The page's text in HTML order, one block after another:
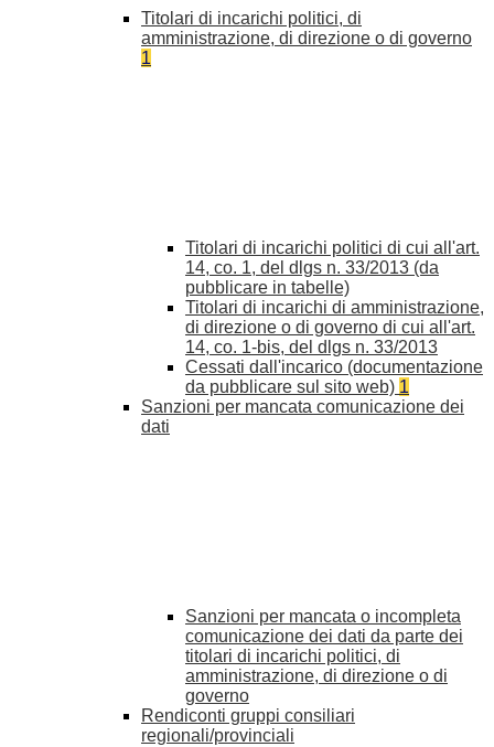
Titolari di incarichi politici, di
amministrazione, di direzione o di governo
1
Titolari di incarichi politici di cui all'art.
14, co. 1, del dlgs n. 33/2013 (da
pubblicare in tabelle)
Titolari di incarichi di amministrazione,
di direzione o di governo di cui all'art.
14, co. 1-bis, del dlgs n. 33/2013
Cessati dall'incarico (documentazione
da pubblicare sul sito web) 1
Sanzioni per mancata comunicazione dei
dati
Sanzioni per mancata o incompleta
comunicazione dei dati da parte dei
titolari di incarichi politici, di
amministrazione, di direzione o di
governo
Rendiconti gruppi consiliari
regionali/provinciali